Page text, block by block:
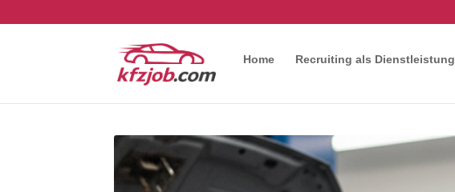
Home Recruiting als Dienstleistung